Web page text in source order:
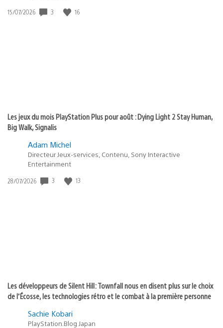
Date
15/07/2026 3 16
Les jeux du mois PlayStation Plus pour août : Dying Light 2 Stay Human,
Big Walk, Signalis
Adam Michel
Directeur Jeux-services, Contenu, Sony Interactive
Entertainment
Date
28/07/2026 3 13
Les développeurs de Silent Hill: Townfall nous en disent plus sur le choix
de l’Écosse, les technologies rétro et le combat à la première personne
Sachie Kobari
PlayStation.Blog Japan